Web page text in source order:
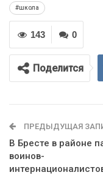
#школа
0
143
Поделится
ПРЕДЫДУЩАЯ
В Бресте в районе
воинов-